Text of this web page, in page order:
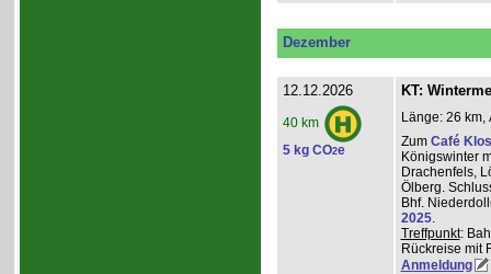
Dezember
12.12.2026
40 km
5 kg CO2e
KT:
Länge: 26 km,
Zum Café
Königswinter
Drachenfels,
Ölberg.
Bhf.
2025.
Treffpunkt:
Rückreise mit
Anmeldung